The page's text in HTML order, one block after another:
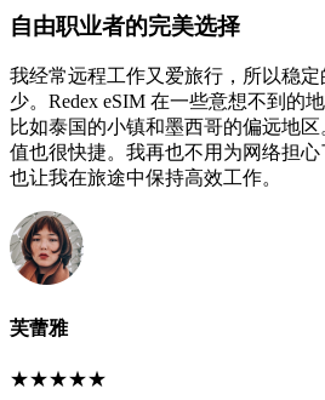
自由职业者的完美选择
我经常远程工作又爱旅行，所以稳
少。Redex eSIM 在一些意想不到的
比如泰国的小镇和墨西哥的偏远地
值也很快捷。我再也不用为网络担
也让我在旅途中保持高效工作。
芙蕾雅
★★★★★